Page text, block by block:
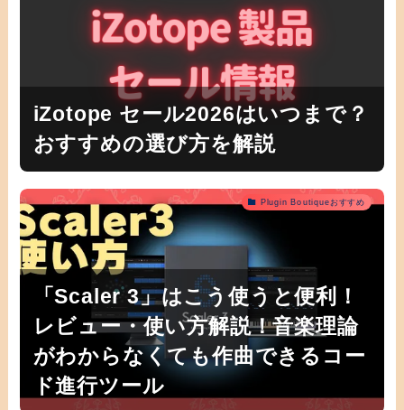
iZotope セール2026はいつまで？
おすすめの選び方を解説
Plugin Boutiqueおすすめ
「Scaler 3」はこう使うと便利！
レビュー・使い方解説！音楽理論
がわからなくても作曲できるコー
ド進行ツール